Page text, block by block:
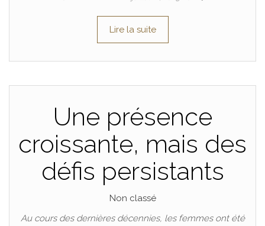
Lire la suite
Une présence
croissante, mais des
défis persistants
Non classé
Au cours des dernières décennies, les femmes ont été